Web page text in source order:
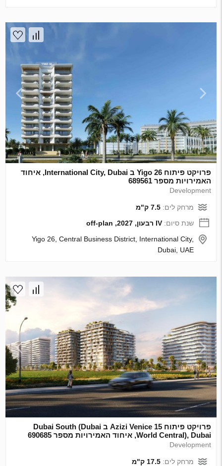
פרויקט פיתוח Yigo 26 ב International City, Dubai, איחוד
האמירויות מספר 689561
Development
מרחק לים:7.5 ק"מ
שנת סיום:IV רבעון, 2027, off-plan
Yigo 26, Central Business District, International City,
Dubai, UAE
פרויקט פיתוח Azizi Venice 15 ב Dubai South (Dubai
World Central), Dubai, איחוד האמירויות מספר 690685
Development
מרחק לים:17.5 ק"מ